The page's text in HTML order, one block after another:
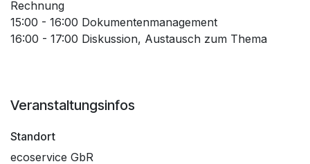
Rechnung
15:00 - 16:00 Dokumentenmanagement
16:00 - 17:00 Diskussion, Austausch zum Thema
Veranstaltungsinfos
Standort
ecoservice GbR